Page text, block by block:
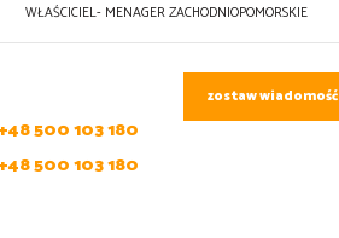
WŁAŚCICIEL- MENAGER ZACHODNIOPOMORSKIE
500 103 180
500 103 180
zostaw wiadomość